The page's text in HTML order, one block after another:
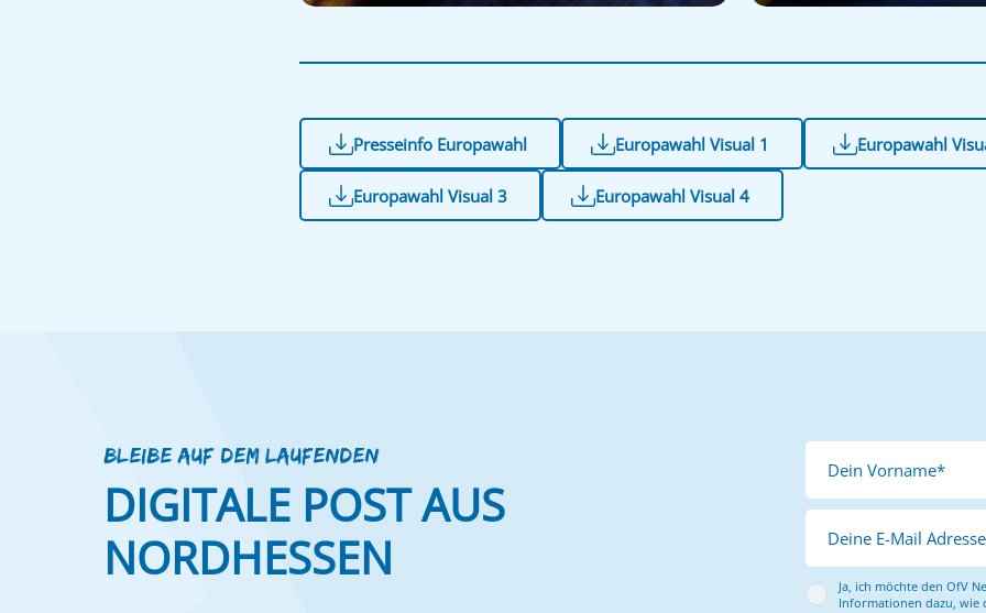
Presseinfo Europawahl Europawahl Visual 1 Europawahl
Europawahl Visual 3 Europawahl Visual 4
BLEIBE AUF DEM LAUFENDEN
DIGITALE POST AUS
NORDHESSEN
Dein Vorname*
Deine E-Mail
Ja, ich möchte den OfV
Informationen dazu, wie